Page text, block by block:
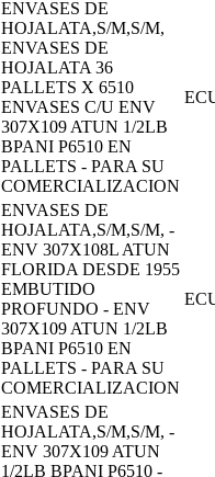
ENVASES DE
HOJALATA,S/M,S/M,
ENVASES DE
HOJALATA 36
PALLETS X 6510
ENVASES C/U ENV
307X109 ATUN 1/2LB
BPANI P6510 EN
PALLETS - PARA SU
COMERCIALIZACION
ENVASES DE
HOJALATA,S/M,S/M, -
ENV 307X108L ATUN
FLORIDA DESDE 1955
EMBUTIDO
PROFUNDO - ENV
307X109 ATUN 1/2LB
BPANI P6510 EN
PALLETS - PARA SU
COMERCIALIZACION
ENVASES DE
HOJALATA,S/M,S/M, -
ENV 307X109 ATUN
1/2LB BPANI P6510 -